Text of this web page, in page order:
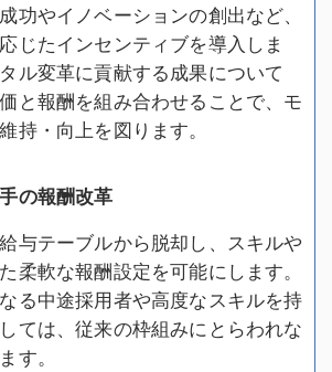
功やイノベーションの創出など、
じたインセンティブを導入しま
ル変革に貢献する成果について
と報酬を組み合わせることで、モ
持・向上を図ります。
の報酬改革
与テーブルから脱却し、スキルや
柔軟な報酬設定を可能にします。
る中途採用者や高度なスキルを持
ては、従来の枠組みにとらわれな
す。